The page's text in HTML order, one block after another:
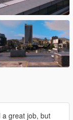
a great job, but